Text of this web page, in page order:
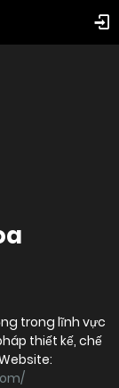
trong lĩnh vực
thiết kế, chế